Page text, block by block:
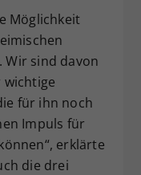
Möglichkeit
Wir sind davon
wichtige
für ihn noch
Impuls für
erklärte
die drei